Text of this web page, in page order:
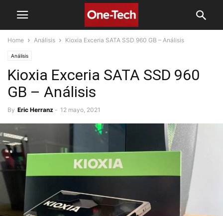
Home Análisis Kioxia Exceria SATA SSD 960 GB – Análisis
Análisis
Kioxia Exceria SATA SSD 960
GB – Análisis
By Eric Herranz - 12 mayo, 2021